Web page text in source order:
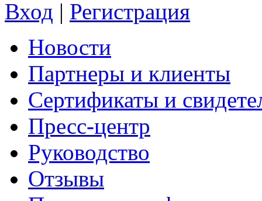
Вход | Регистрация
Новости
Партнеры и клиенты
Сертификаты и
Пресс-центр
Руководство
Отзывы